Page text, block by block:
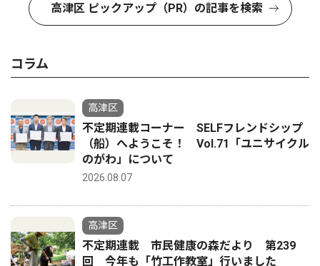
高津区 ピックアップ（PR）の記事を検索
コラム
高津区
不定期連載コーナー SELFフレンドシップ
（船）へようこそ！ Vol.71「ユニサイクル
のがわ」について
2026.08.07
高津区
不定期連載 市民健康の森だより 第239
回 今年も「竹工作教室」行いました